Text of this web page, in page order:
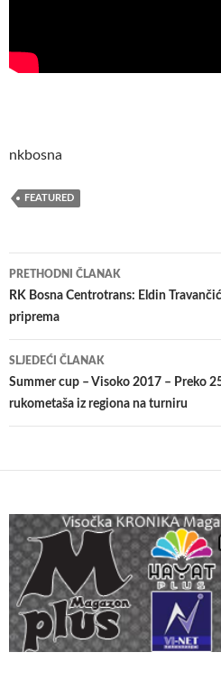
nkbosna
FEATURED
Navigacija
članaka
PRETHODNI ČLANAK
RK Bosna Centrotrans: Eldin
priprema
SLJEDEĆI ČLANAK
Summer cup – Visoko 2017 – Preko
rukometaša iz regiona na turniru